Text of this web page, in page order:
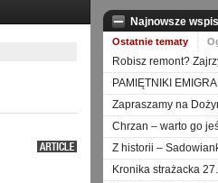
Najnowsze
Ostatnie tematy
Robisz remont?
PAMIĘTNIKI
Zapraszamy na
Chrzan – warto go
Z historii –
Kronika strażacka